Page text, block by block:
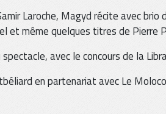
Laroche, Magyd récite avec
et même quelques titres de
avec le concours de la
en partenariat avec Le